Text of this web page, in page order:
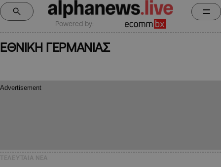
Powered by:
ΕΘΝΙΚΗ ΓΕΡΜΑΝΙΑΣ